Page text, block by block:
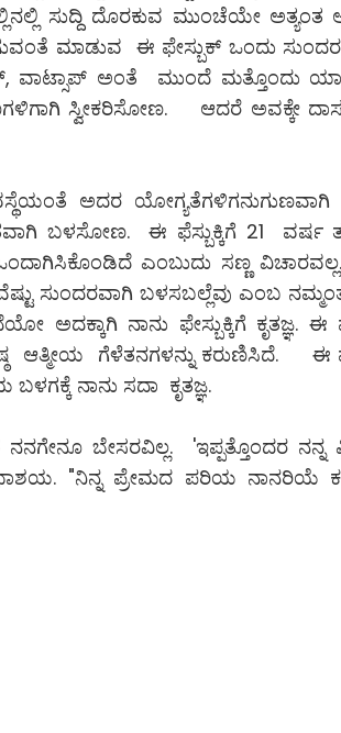
ಸುದ್ದಿ ದೊರಕುವ ಮುಂಚೆಯೇ ಅತ್ಯಂತ
ಮಾಡುವ ಈ ಫೇಸ್ಬುಕ್ ಒಂದು ಸುಂದರ
ವಾಟ್ಸಾಪ್ ಅಂತೆ ಮುಂದೆ ಮತ್ತೊಂದು
ಸ್ವೀಕರಿಸೋಣ. ಆದರೆ ಅವಕ್ಕೇ
ಅದರ
ಬಳಸೋಣ. ಈ ಫೆಸ್ಬುಕ್ಕಿಗೆ 21 ವರ್ಷ
ಎಂಬುದು ಸಣ್ಣ
ಸುಂದರವಾಗಿ ಬಳಸಬಲ್ಲೆವು ಎಂಬ
ನಾನು ಫೇಸ್ಬುಕ್ಕಿಗೆ ಕೃತಜ್ಞ. ಈ
ಆತ್ಮೀಯ ಗೆಳೆತನಗಳನ್ನು ಕರುಣಿಸಿದೆ. ಈ
ನಾನು ಸದಾ ಕೃತಜ್ಞ.
ಬೇಸರವಿಲ್ಲ. 'ಇಪ್ಪತ್ತೊಂದರ ನನ್ನ
"ನಿನ್ನ ಪ್ರೇಮದ ಪರಿಯ ನಾನರಿಯೆ